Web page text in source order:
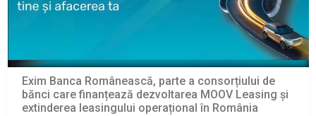
Exim Banca Românească, parte a consorțiului de
bănci care finanțează dezvoltarea MOOV Leasing și
extinderea leasingului operațional în România